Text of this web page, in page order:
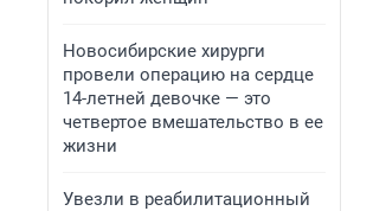
Новосибирские хирурги
провели операцию на сердце
14-летней девочке — это
четвертое вмешательство в ее
жизни
Увезли в реабилитационный